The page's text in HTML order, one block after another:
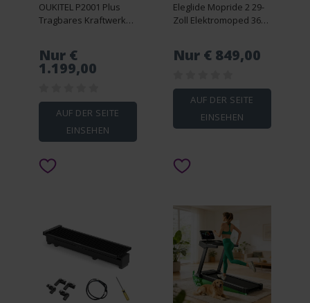
OUKITEL P2001 Plus
Tragbares Kraftwerk
Nur €
1.199,00
AUF DER SEITE
EINSEHEN
Eleglide Mopride 2 29-
Zoll Elektromoped 36V
Nur € 849,00
AUF DER SEITE
EINSEHEN